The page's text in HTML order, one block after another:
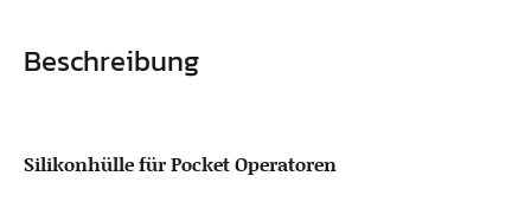
Beschreibung
Silikonhülle für Pocket Operatoren